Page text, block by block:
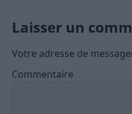
Laisser un
Votre adresse de
Commentaire